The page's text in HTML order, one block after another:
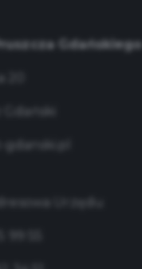
Gdańskiego
Urzędu